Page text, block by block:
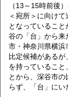
（13～15時前後
＜宛所＞に向け
となっているこ
谷の「台」から来
市・神奈川県横浜
比定候補がある
を持っていること
とから、深谷市
らず、「台」にい